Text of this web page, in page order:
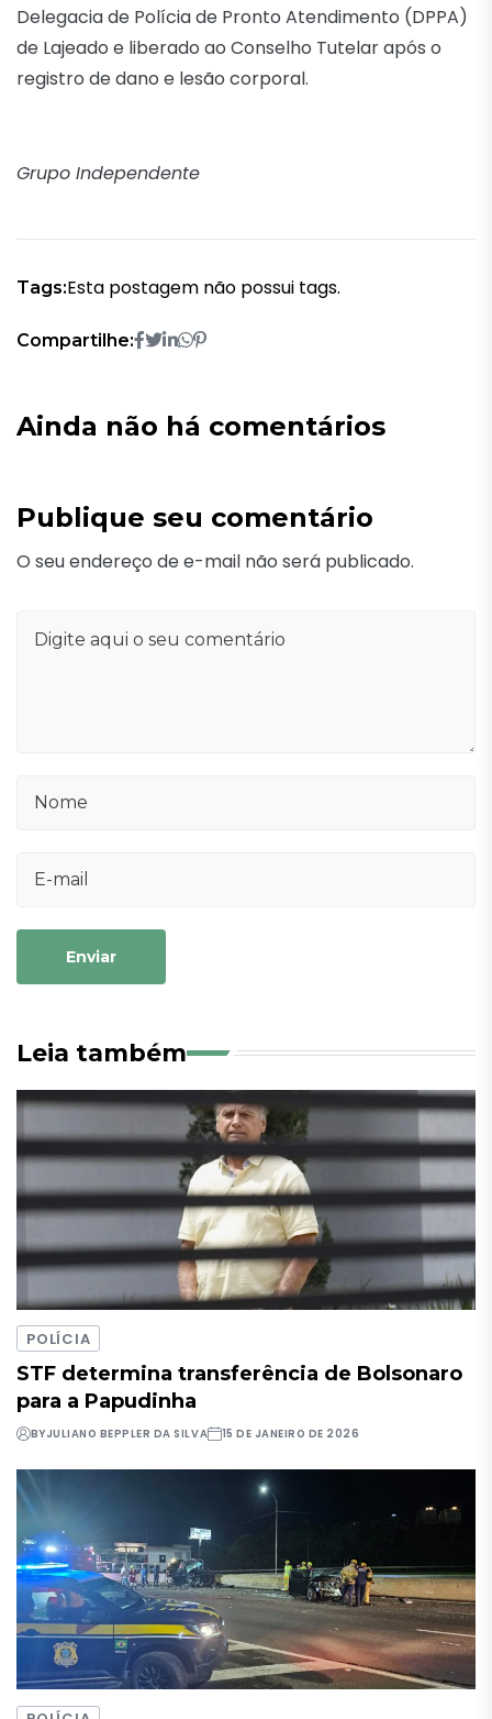
Delegacia de Polícia de Pronto Atendimento (DPPA)
de Lajeado e liberado ao Conselho Tutelar após o
registro de dano e lesão corporal.
Grupo Independente
Tags:Esta postagem não possui tags.
Compartilhe:
Ainda não há comentários
Publique seu comentário
O seu endereço de e-mail não será publicado.
Enviar
Leia também
POLÍCIA
STF determina transferência de Bolsonaro
para a Papudinha
BYJULIANO BEPPLER DA SILVA 15 DE JANEIRO DE 2026